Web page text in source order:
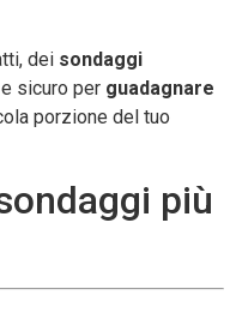
dei sondaggi
sicuro per guadagnare
porzione del tuo
più